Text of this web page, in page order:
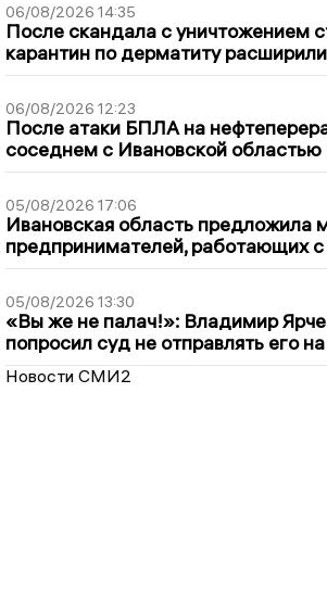
06/08/2026 14:35
После скандала с уничтожением
карантин по дерматиту
06/08/2026 12:23
После атаки БПЛА на
соседнем с Ивановской областью
05/08/2026 17:06
Ивановская область предложила
предпринимателей, работающих
05/08/2026 13:30
«Вы же не палач!»: Владимир
попросил суд не отправлять его
Новости СМИ2